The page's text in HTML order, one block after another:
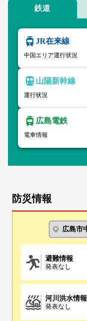
鉄道
JR在来線
中国エリア運行状況
山陽新幹線
運行状況
広島電鉄
電車情報
防災情報
避難情報
発表なし
河川洪水情報
発表なし